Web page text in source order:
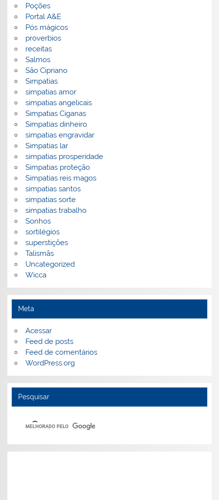
Poções
Portal A&E
Pós mágicos
proverbios
receitas
Salmos
São Cipriano
Simpatias
simpatias amor
simpatias angelicais
Simpatias Ciganas
Simpatias dinheiro
simpatias engravidar
Simpatias lar
simpatias prosperidade
Simpatias proteção
Simpatias reis magos
simpatias santos
simpatias sorte
simpatias trabalho
Sonhos
sortilégios
superstições
Talismãs
Uncategorized
Wicca
Meta
Acessar
Feed de posts
Feed de comentários
WordPress.org
Pesquisar